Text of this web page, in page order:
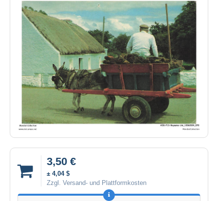
3,50 €
± 4,04 $
Zzgl. Versand- und Plattformkosten